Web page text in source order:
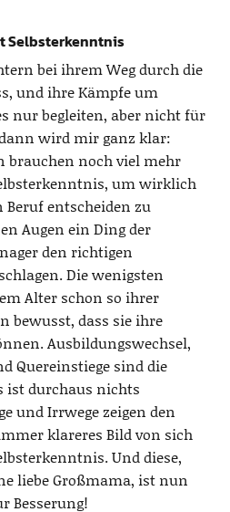
Selbsterkenntnis
bei ihrem Weg durch die
und ihre Kämpfe um
nur begleiten, aber nicht für
wird mir ganz klar:
brauchen noch viel mehr
um wirklich
entscheiden zu
Augen ein Ding der
den richtigen
Die wenigsten
Alter schon so ihrer
bewusst, dass sie ihre
Ausbildungswechsel,
Quereinstiege sind die
ist durchaus nichts
und Irrwege zeigen den
klareres Bild von sich
Und diese,
liebe Großmama, ist nun
Besserung!